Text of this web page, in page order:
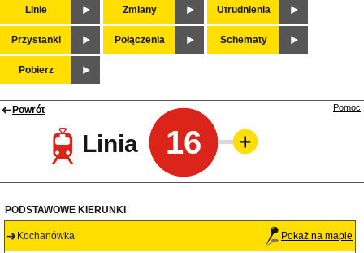
Linie Zmiany Utrudnienia
Przystanki Połączenia Schematy
Pobierz
Powrót
Linia 16
Pomoc
PODSTAWOWE KIERUNKI
Kochanówka Pokaż na mapie